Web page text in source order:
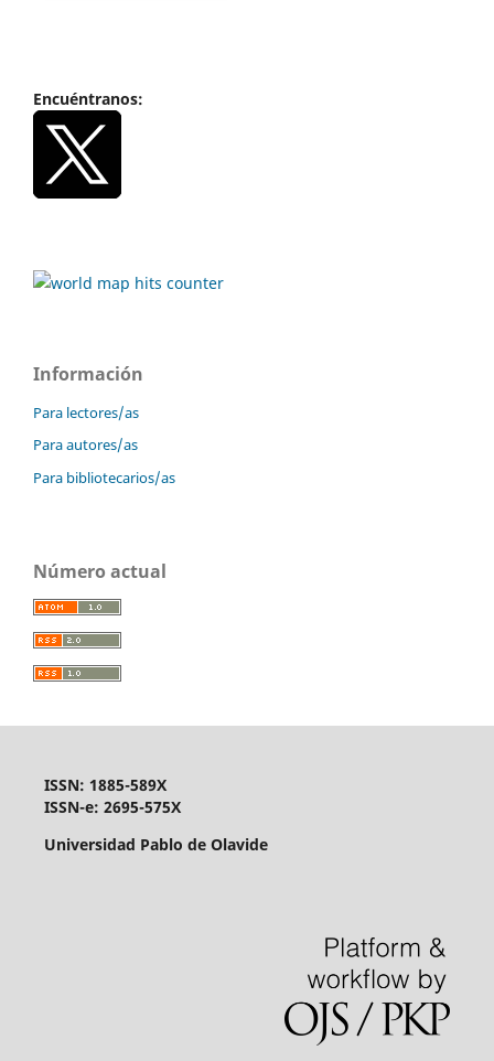
Encuéntranos:
Información
Para lectores/as
Para autores/as
Para bibliotecarios/as
Número actual
ISSN: 1885-589X
ISSN-e: 2695-575X
Universidad Pablo de Olavide